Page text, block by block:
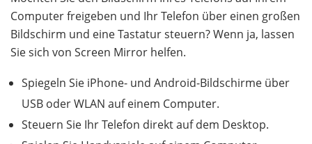
Computer freigeben und Ihr Telefon über einen großen
Bildschirm und eine Tastatur steuern? Wenn ja, lassen
Sie sich von Screen Mirror helfen.
Spiegeln Sie iPhone- und Android-Bildschirme über
USB oder WLAN auf einem Computer.
Steuern Sie Ihr Telefon direkt auf dem Desktop.